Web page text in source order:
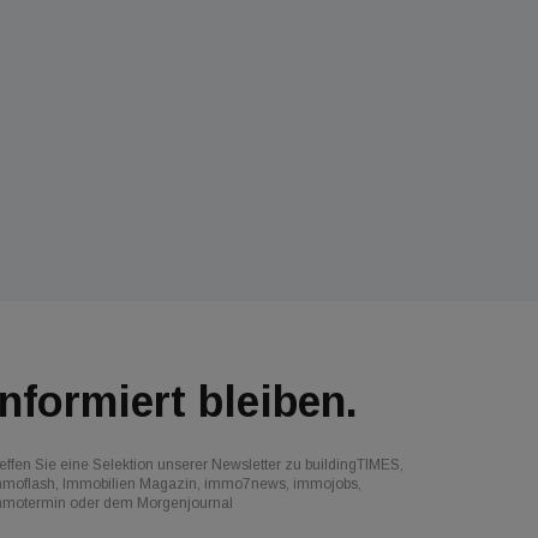
bleiben.
Sie eine Selektion unserer Newsletter zu buildingTIMES,
Immobilien Magazin, immo7news, immojobs,
oder dem Morgenjournal